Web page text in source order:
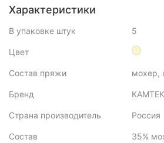
Характеристики
В упаковке штук 5
Цвет
Состав пряжи мохер,
Бренд
Страна производитель Россия
Состав
35%